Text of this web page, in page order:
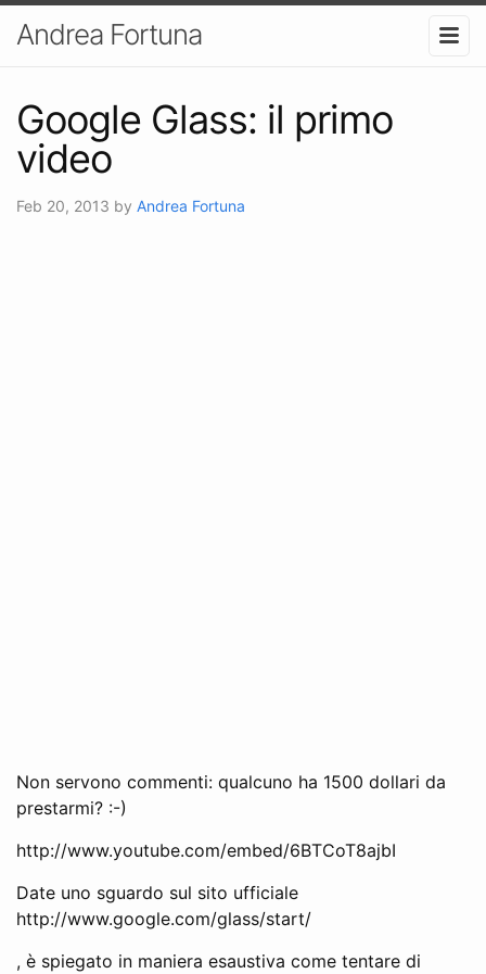
Andrea Fortuna
Google Glass: il primo
video
Feb 20, 2013 by Andrea Fortuna
Non servono commenti: qualcuno ha 1500 dollari da
prestarmi? :-)
http://www.youtube.com/embed/6BTCoT8ajbI
Date uno sguardo sul sito ufficiale
http://www.google.com/glass/start/
, è spiegato in maniera esaustiva come tentare di